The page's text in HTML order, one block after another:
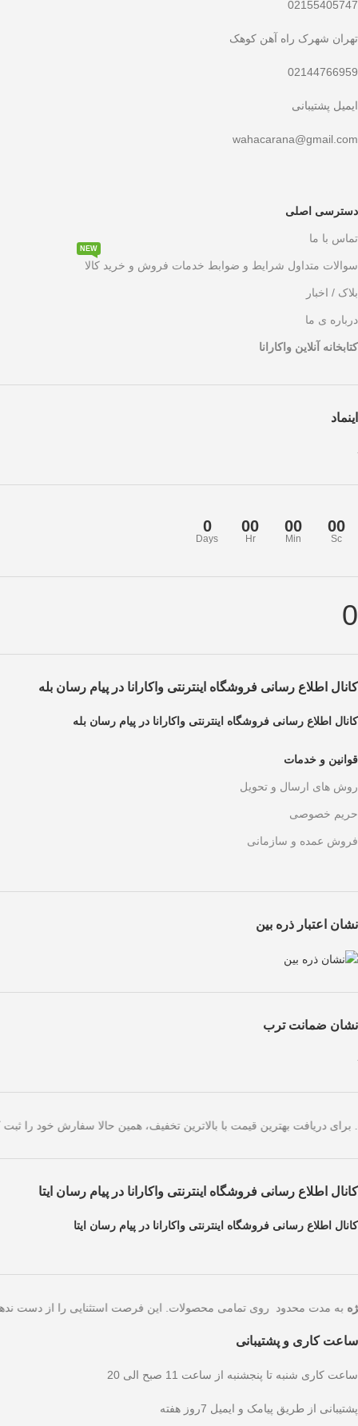
02155405747
تهران شهرک راه آهن کوهک
02144766959
ایمیل پشتیبانی
wahacarana@gmail.com
دسترسی اصلی
تماس با ما
سوالات متداول شرایط و ضوابط خدمات فروش و خرید کالا
NEW
بلاک / اخبار
درباره ی ما
کتابخانه آنلاین واکارانا
اینماد
0
Days
00
Hr
00
Min
00
Sc
0
کانال اطلاع رسانی فروشگاه اینترنتی واکارانا در پیام رسان بله
کانال اطلاع رسانی فروشگاه اینترنتی واکارانا در پیام رسان بله
قوانین و خدمات
روش های ارسال و تحویل
حریم خصوصی
فروش عمده و سازمانی
نشان اعتبار ذره بین
نشان ضمانت ترب
امروز است. برای دریافت بهترین قیمت با بالاترین تخفیف، همین
کانال اطلاع رسانی فروشگاه اینترنتی واکارانا در پیام رسان ایتا
کانال اطلاع رسانی فروشگاه اینترنتی واکارانا در پیام رسان ایتا
به مدت محدود روی تمامی محصولات. این فرصت استثنایی
ساعت کاری و پشتیبانی
ساعت کاری شنبه تا پنجشنبه از ساعت 11 صبح الی 20
پشتیبانی از طریق پیامک و ایمیل 7روز هفته